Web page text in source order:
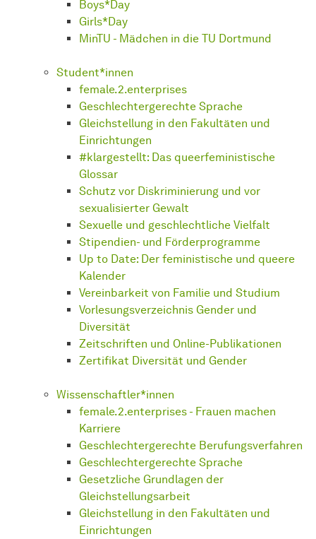
Boys*Day
Girls*Day
MinTU - Mädchen in die TU Dortmund
Student*innen
female.2.enterprises
Geschlechtergerechte Sprache
Gleichstellung in den Fakultäten und
Einrichtungen
#klargestellt: Das queerfeministische
Glossar
Schutz vor Diskriminierung und vor
sexualisierter Gewalt
Sexuelle und geschlechtliche Vielfalt
Stipendien- und Förderprogramme
Up to Date: Der feministische und queere
Kalender
Vereinbarkeit von Familie und Studium
Vorlesungsverzeichnis Gender und
Diversität
Zeitschriften und Online-Publikationen
Zertifikat Diversität und Gender
Wissenschaftler*innen
female.2.enterprises - Frauen machen
Karriere
Geschlechtergerechte Berufungsverfahren
Geschlechtergerechte Sprache
Gesetzliche Grundlagen der
Gleichstellungsarbeit
Gleichstellung in den Fakultäten und
Einrichtungen